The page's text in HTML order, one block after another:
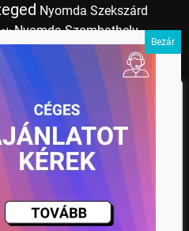
élmény fokozására,
tartalmak megjelenítésére,
A "Mindent elfogad" gombra
k használatához.
Nyomda Szekszárd
Nyomda Szombathely
Nyomda Tatabánya Nyomda Vác
Érd nyomtatás
Budapesten